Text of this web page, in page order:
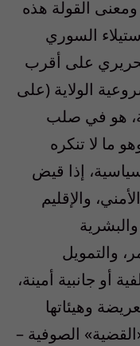
القولة هذه
السوري
على أقرب
الولاية (على
هو في صلب
ما لا تنكره
إذا قيض
والإقليم
والتمويل
أو جانبية أمينة،
وهيئاتها
الصوفية –